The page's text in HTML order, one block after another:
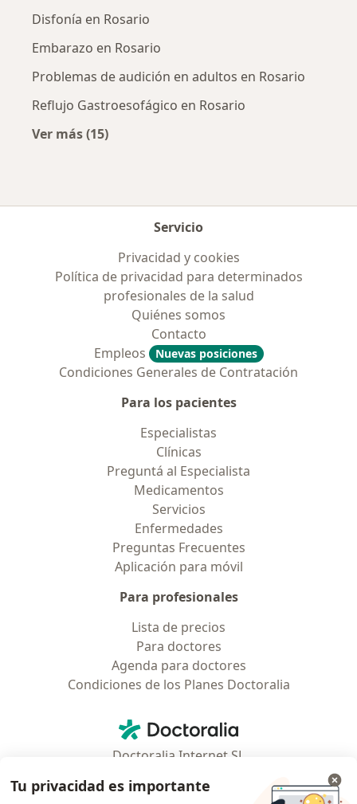
Disfonía en Rosario
Embarazo en Rosario
Problemas de audición en adultos en Rosario
Reflujo Gastroesofágico en Rosario
Ver más (15)
Servicio
Privacidad y cookies
Política de privacidad para determinados
profesionales de la salud
Quiénes somos
Contacto
Empleos
Nuevas posiciones
Condiciones Generales de Contratación
Para los pacientes
Especialistas
Clínicas
Preguntá al Especialista
Medicamentos
Servicios
Enfermedades
Preguntas Frecuentes
Aplicación para móvil
Para profesionales
Lista de precios
Para doctores
Agenda para doctores
Condiciones de los Planes Doctoralia
Doctoralia - Página de inicio
Doctoralia Internet SL
08019 Barcelona, Spain
Tu privacidad es importante